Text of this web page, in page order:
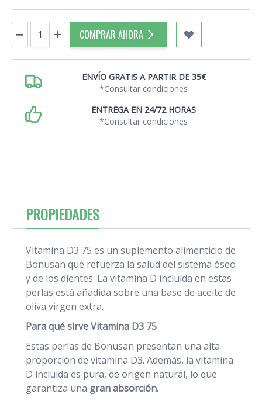
Cantidad
− + COMPRAR AHORA
ENVÍO GRATIS A PARTIR DE 35€
*Consultar condiciones
ENTREGA EN 24/72 HORAS
*Consultar condiciones
PROPIEDADES
Vitamina D3 75 es un suplemento alimenticio de
Bonusan que refuerza la salud del sistema óseo
y de los dientes. La vitamina D incluida en estas
perlas está añadida sobre una base de aceite de
oliva virgen extra.
Para qué sirve Vitamina D3 75
Estas perlas de Bonusan presentan una alta
proporción de vitamina D3. Además, la vitamina
D incluida es pura, de origen natural, lo que
garantiza una gran absorción.